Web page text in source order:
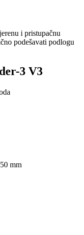
i pristupačnu
podešavati podlogu
3 V3
mm